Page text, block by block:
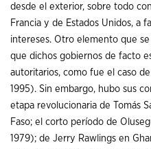
desde el exterior, sobre todo
Francia y de Estados Unidos, a
intereses. Otro elemento que
que dichos gobiernos de facto
autoritarios, como fue el caso de
1995). Sin embargo, hubo sus
etapa revolucionaria de Tomás
Faso; el corto período de
1979); de Jerry Rawlings en